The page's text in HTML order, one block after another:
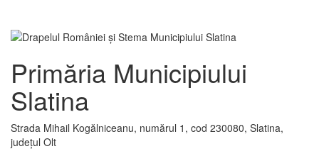
Primăria Municipiului
Slatina
Strada Mihail Kogălniceanu, numărul 1, cod 230080, Slatina,
județul Olt